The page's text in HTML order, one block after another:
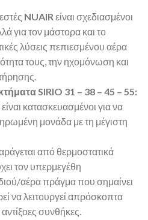
NUAIR είναι σχεδιασμένοι
για τον μάστορα και το
λύσεις πεπιεσμένου αέρα
τους, την ηχομόνωση και
SIRIO 31 – 38 – 45 – 55:
κατασκευασμένοι για να
μονάδα με τη μέγιστη
από θερμοστατικά
τον υπερμεγέθη
αέρα πράγμα που σημαίνει
να λειτουργεί απρόσκοπτα
συνθήκες.